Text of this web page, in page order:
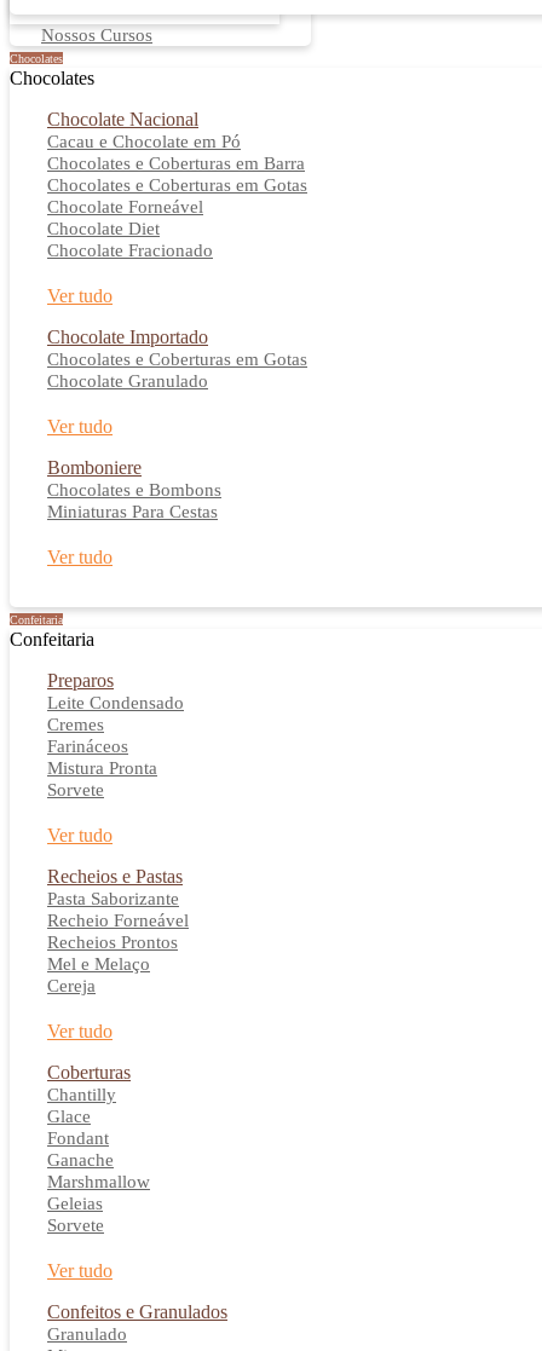
Nossos Cursos
Chocolates
Chocolates
Chocolate Nacional
Cacau e Chocolate em Pó
Chocolates e Coberturas em Barra
Chocolates e Coberturas em Gotas
Chocolate Forneável
Chocolate Diet
Chocolate Fracionado
Ver tudo
Chocolate Importado
Chocolates e Coberturas em Gotas
Chocolate Granulado
Ver tudo
Bomboniere
Chocolates e Bombons
Miniaturas Para Cestas
Ver tudo
Confeitaria
Confeitaria
Preparos
Leite Condensado
Cremes
Farináceos
Mistura Pronta
Sorvete
Ver tudo
Recheios e Pastas
Pasta Saborizante
Recheio Forneável
Recheios Prontos
Mel e Melaço
Cereja
Ver tudo
Coberturas
Chantilly
Glace
Fondant
Ganache
Marshmallow
Geleias
Sorvete
Ver tudo
Confeitos e Granulados
Granulado